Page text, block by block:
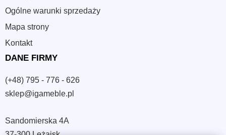
Ogólne warunki sprzedaży
Mapa strony
Kontakt
DANE FIRMY
(+48) 795 - 776 - 626
sklep@igameble.pl
Sandomierska 4A